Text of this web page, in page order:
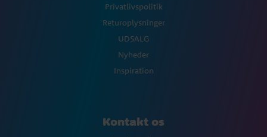
Privatlivspolitik
Returoplysninger
UDSALG
Nyheder
Inspiration
Kontakt os